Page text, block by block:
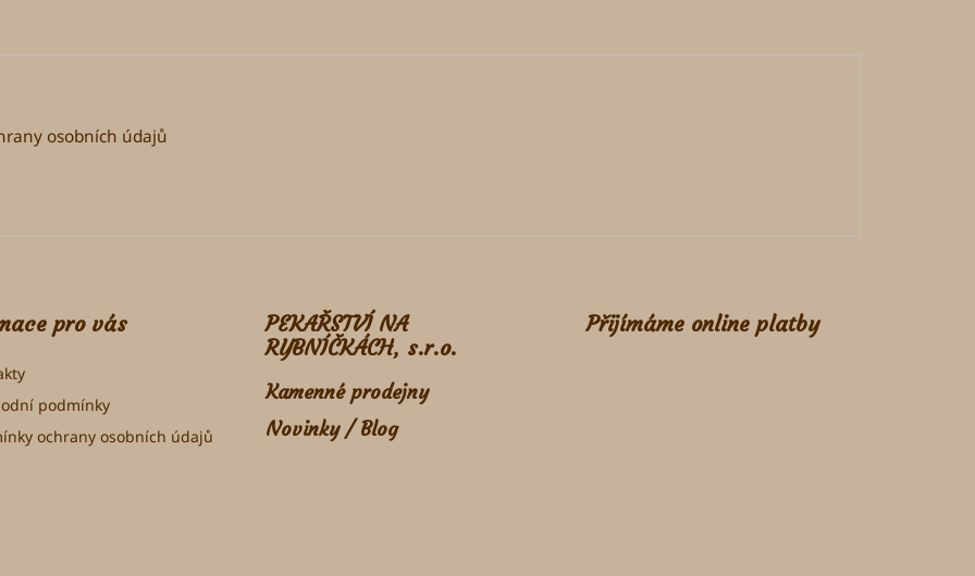
osobních údajů
pro vás
podmínky
ochrany osobních údajů
PEKAŘSTVÍ NA
RYBNÍČKÁCH, s.r.o.
Kamenné prodejny
Novinky / Blog
Přijímáme online platby